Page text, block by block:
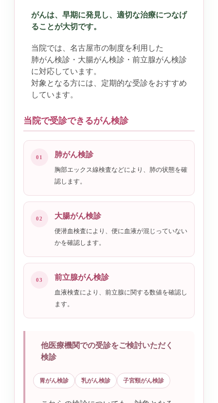
がんは、早期に発見し、適切な治療につなげ
ることが大切です。
当院では、名古屋市の制度を利用した
肺がん検診・大腸がん検診・前立腺がん検診
に対応しています。
対象となる方には、定期的な受診をおすすめ
しています。
当院で受診できるがん検診
01 肺がん検診
胸部エックス線検査などにより、肺の状態を確
認します。
02 大腸がん検診
便潜血検査により、便に血液が混じっていない
かを確認します。
03 前立腺がん検診
血液検査により、前立腺に関する数値を確認し
ます。
他医療機関での受診をご検討いただく
検診
胃がん検診 乳がん検診 子宮頸がん検診